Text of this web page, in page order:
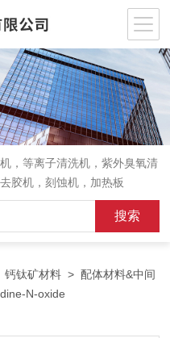
，等离子清洗机，紫外臭氧清
胶机，刻蚀机，加热板
钙钛矿材料 >配体材料&中间
N-oxide